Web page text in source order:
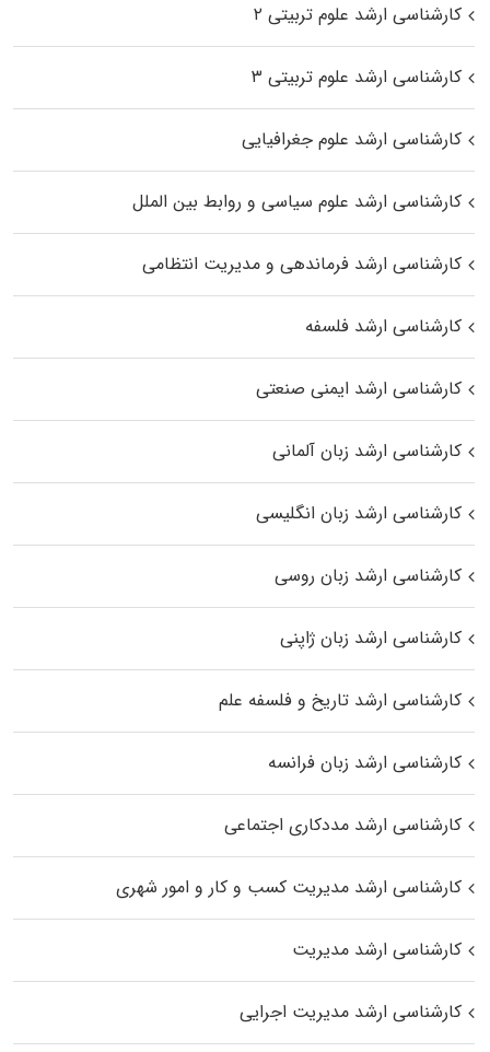
کارشناسی ارشد علوم تربیتی ۲
کارشناسی ارشد علوم تربیتی ۳
کارشناسی ارشد علوم جغرافیایی
کارشناسی ارشد علوم سیاسی و روابط بین الملل
کارشناسی ارشد فرماندهی و مدیریت انتظامی
کارشناسی ارشد فلسفه
کارشناسی ارشد ایمنی صنعتی
کارشناسی ارشد زبان آلمانی
کارشناسی ارشد زبان انگلیسی
کارشناسی ارشد زبان روسی
کارشناسی ارشد زبان ژاپنی
کارشناسی ارشد تاریخ و فلسفه علم
کارشناسی ارشد زبان فرانسه
کارشناسی ارشد مددکاری اجتماعی
کارشناسی ارشد مدیریت کسب و کار و امور شهری
کارشناسی ارشد مدیریت
کارشناسی ارشد مدیریت اجرایی